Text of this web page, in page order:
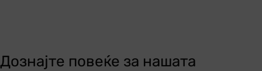
Дознајте повеќе за нашата